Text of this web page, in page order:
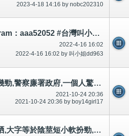
2023-4-18 14:16 by nobc202310
+LINE：dd963 +Telegram：aaa52052 #台灣叫小姐 #台中叫小姐 #台北叫小姐 #高雄叫小姐 #新竹叫小姐 #台南叫小姐 #彰化叫小
2022-4-16 16:02
2022-4-16 16:02 by 叫小姐dd963
賓周陰莖短小做愛屌閪幾勁,警察廉署政府,一個人驚走(等支援)好多認得!市民手機影相錄影(合法)影落街條路-公開
2021-10-24 20:36
2021-10-24 20:36 by boy14girl17
全城知道宏利保險大屌晒,大字等於陰莖短小軟扮勁,廉署公安38975536推銷,一威二死,唔去死